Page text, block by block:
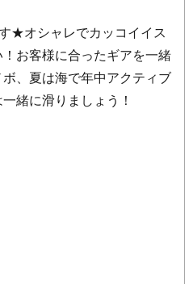
★オシャレでカッコイイス
お客様に合ったギアを一緒
、夏は海で年中アクティブ
緒に滑りましょう！